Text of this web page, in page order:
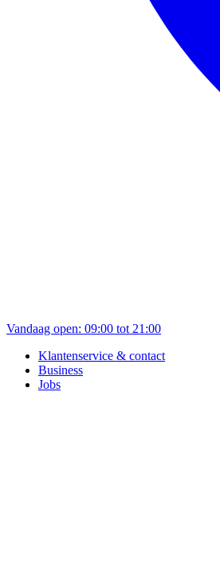
Vandaag open: 09:00 tot 21:00
Klantenservice & contact
Business
Jobs